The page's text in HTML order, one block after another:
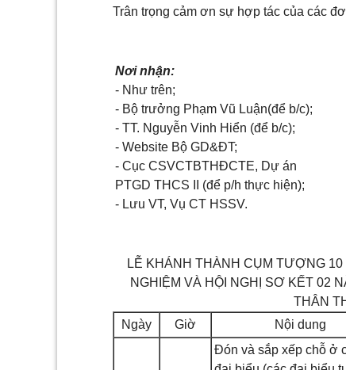
Trân trọng cảm ơn sự hợp tác của các
Nơi nhận:
- Như trên;
- Bộ trưởng Phạm Vũ Luận(để b/c);
- TT. Nguyễn Vinh Hiển (để b/c);
- Website Bộ GD&ĐT;
- Cục CSVCTBTHĐCTE, Dự án
PTGD THCS II (để p/h thực hiện);
- Lưu VT, Vụ CT HSSV.
LỄ KHÁNH THÀNH CỤM TƯỢNG
NGHIỆM VÀ HỘI NGHỊ SƠ KẾT 02
THÂN
Ngày
Giờ Nội dung
Đón và sắp xếp chỗ ở